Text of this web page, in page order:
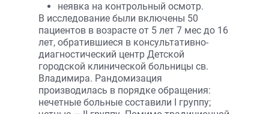
неявка на контрольный осмотр.
В исследование были включены 50
пациентов в возрасте от 5 лет 7 мес до 16
лет, обратившиеся в консультативно-
диагностический центр Детской
городской клинической больницы св.
Владимира. Рандомизация
производилась в порядке обращения:
нечетные больные составили I группу;